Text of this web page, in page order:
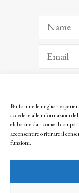
Per fornire le migliori
accedere alle informazioni
elaborare dati come il
acconsentire o ritirare il
funzioni.
Facendo clic per
seguendo la nostra Privacy
© 2025 Istituto Matteucci.
l’autorizzazione scritta dei